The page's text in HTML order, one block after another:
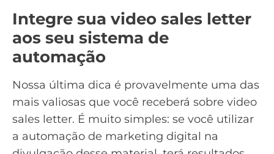
Integre sua video sales letter
aos seu sistema de
automação
Nossa última dica é provavelmente uma das
mais valiosas que você receberá sobre video
sales letter. É muito simples: se você utilizar
a automação de marketing digital na